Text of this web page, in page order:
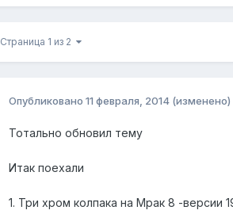
Страница 1 из 2
Опубликовано 11 февраля, 2014 (изменено)
Тотально обновил тему
Итак поехали
1. Три хром колпака на Мрак 8 -версии